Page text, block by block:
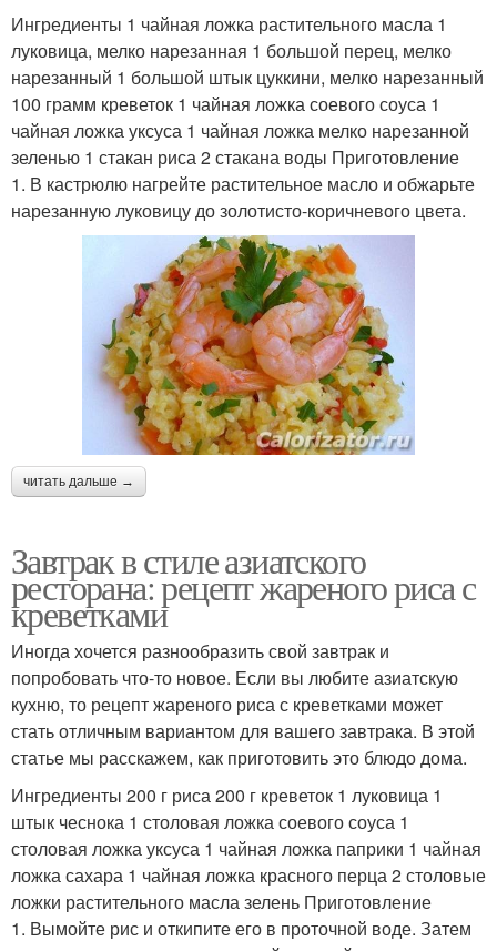
Ингредиенты 1 чайная ложка растительного масла 1
луковица, мелко нарезанная 1 большой перец, мелко
нарезанный 1 большой штык цуккини, мелко нарезанный
100 грамм креветок 1 чайная ложка соевого соуса 1
чайная ложка уксуса 1 чайная ложка мелко нарезанной
зеленью 1 стакан риса 2 стакана воды Приготовление
1. В кастрюлю нагрейте растительное масло и обжарьте
нарезанную луковицу до золотисто-коричневого цвета.
читать дальше →
Завтрак в стиле азиатского
ресторана: рецепт жареного риса с
креветками
Иногда хочется разнообразить свой завтрак и
попробовать что-то новое. Если вы любите азиатскую
кухню, то рецепт жареного риса с креветками может
стать отличным вариантом для вашего завтрака. В этой
статье мы расскажем, как приготовить это блюдо дома.
Ингредиенты 200 г риса 200 г креветок 1 луковица 1
штык чеснока 1 столовая ложка соевого соуса 1
столовая ложка уксуса 1 чайная ложка паприки 1 чайная
ложка сахара 1 чайная ложка красного перца 2 столовые
ложки растительного масла зелень Приготовление
1. Вымойте рис и откипите его в проточной воде. Затем